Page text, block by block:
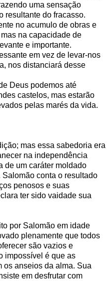
uma sensação
resultante do fracasso.
no acumulo de obras e
na capacidade de
e importante.
em vez de levar-nos
nos distanciará desse
Deus podemos até
castelos, mas estarão
pelas marés da vida.
mas essa sabedoria era
na independência
de um caráter moldado
conta o resultado
penosos e suas
ter sido vaidade sua
por Salomão em idade
plenamente que todos
são vazios e
impossível é que as
os anseios da alma. Sua
em desfrutar com